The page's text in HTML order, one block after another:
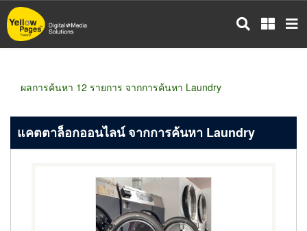
ข้าม
ไป
ผลการค้นหา 12 รายการ จากการค้นหา Laundry
แคตตาล็อกออนไลน์ จากการค้นหา Laundry